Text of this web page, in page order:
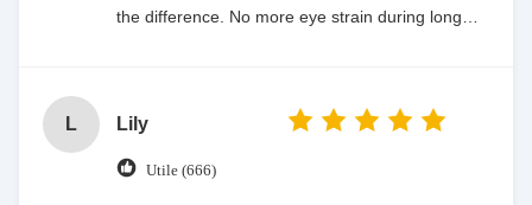
the difference. No more eye strain during long
manual adjustment is smooth, and finding that
sweet spot makes all the difference. No more eye
L Lily
Utile (666)